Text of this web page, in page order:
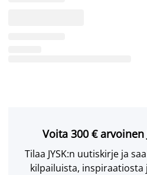
Voita 300 € arvoinen
Tilaa JYSK:n uutiskirje ja
kilpailuista, inspiraatiosta